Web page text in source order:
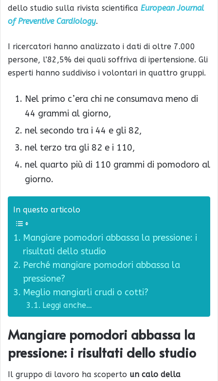
dello studio sulla rivista scientifica European Journal
of Preventive Cardiology.
I ricercatori hanno analizzato i dati di oltre 7.000
persone, l’82,5% dei quali soffriva di ipertensione. Gli
esperti hanno suddiviso i volontari in quattro gruppi.
Nel primo c’era chi ne consumava meno di
44 grammi al giorno,
nel secondo tra i 44 e gli 82,
nel terzo tra gli 82 e i 110,
nel quarto più di 110 grammi di pomodoro al
giorno.
In questo articolo
Mangiare pomodori abbassa la pressione: i
risultati dello studio
Perché mangiare pomodori abbassa la
pressione?
Meglio mangiarli crudi o cotti?
Leggi anche…
Mangiare pomodori abbassa la
pressione: i risultati dello studio
Il gruppo di lavoro ha scoperto un calo della